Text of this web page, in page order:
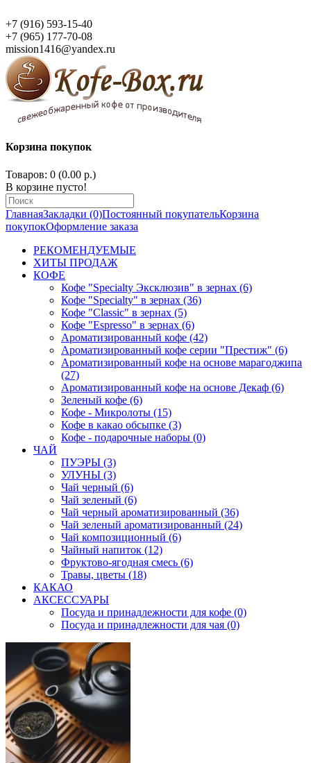
+7 (916) 593-15-40
+7 (965) 177-70-08
mission1416@yandex.ru
Корзина покупок
Товаров: 0 (0.00 р.)
В корзине пусто!
ГлавнаяЗакладки (0)Постоянный покупательКорзина
покупокОформление заказа
РЕКОМЕНДУЕМЫЕ
ХИТЫ ПРОДАЖ
КОФЕ
Кофе "Specialty Эксклюзив" в зернах (6)
Кофе "Specialty" в зернах (36)
Кофе "Classic" в зернах (5)
Кофе "Espresso" в зернах (6)
Ароматизированный кофе (42)
Ароматизированный кофе серии "Престиж" (6)
Ароматизированный кофе на основе марагоджипа
(27)
Ароматизированный кофе на основе Декаф (6)
Зеленый кофе (6)
Кофе - Микролоты (15)
Кофе в какао обсыпке (3)
Кофе - подарочные наборы (0)
ЧАЙ
ПУЭРЫ (3)
УЛУНЫ (3)
Чай черный (6)
Чай зеленый (6)
Чай черный ароматизированный (36)
Чай зеленый ароматизированный (24)
Чай композиционный (6)
Чайный напиток (12)
Фруктово-ягодная смесь (6)
Травы, цветы (18)
КАКАО
АКСЕССУАРЫ
Посуда и принадлежности для кофе (0)
Посуда и принадлежности для чая (0)